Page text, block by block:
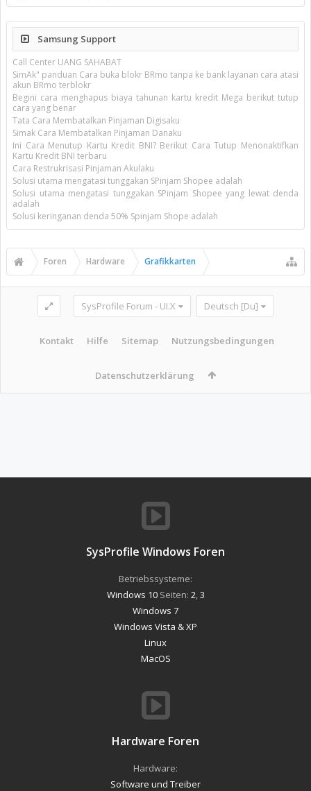
Samsung Support
Call Center UANG SAHABAT
SimAk" panduan Cara buka blokr BRmo tanpa ke bank layanan cara atasi
akun BRmo terblokr
Begini cara menghapus biaya tahunan kartu kredit Mega berikut tutup
cara yang benar
Tata Cara Membatalkan Pinjaman Digisaku
Simak Cara Membatalkan Pinjaman Danaku
Ini Cara Menutup Kartu Kredit BNI? Berikut Cara Tutup Menonaktifkan
Kartu Kredit BNI terbaru
Cara Restrukrisasi Pinjaman Akulaku
Solusi utama mengatasi tunggakan SPinjam Shopee adalah
Solusi utama mengatasi tunggakan SPinjam Shopee yang lewat denda
adalah
Solusi keringanan denda 50% Spinjam Shope adalah
Foren Hardware Grafikkarten
SysProfile Forum - UI.X Deutsch [Du]
Kontakt Hilfe Sitemap Nutzungsbedingungen
Datenschutzerklärung
SysProfile Windows Foren
Betriebssysteme:
Windows 10Seiten: 2 3
Windows 7
Windows Vista & XP
Linux
MacOS
Hardware Foren
Hardware:
Software und Treiber